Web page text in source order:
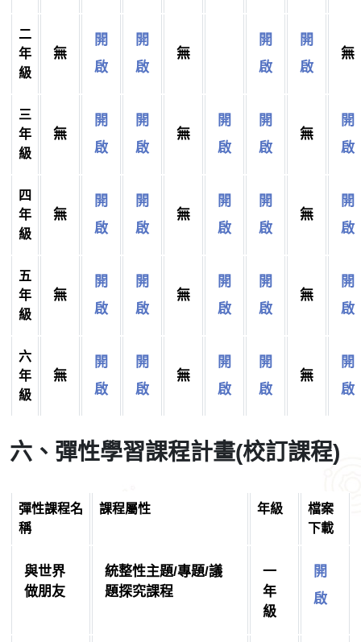
二
年
級
無
開
啟
開
啟
無
開
啟
開
啟
無
三
年
級
無
開
啟
開
啟
無
開
啟
開
啟
無
開
啟
四
年
級
無
開
啟
開
啟
無
開
啟
開
啟
無
開
啟
五
年
級
無
開
啟
開
啟
無
開
啟
開
啟
無
開
啟
六
年
級
無
開
啟
開
啟
無
開
啟
開
啟
無
開
啟
六、彈性學習課程計畫(校訂課程)
彈性課程名
稱
課程屬性 年級
檔案
下載
與世界
做朋友
統整性主題/專題/議
題探究課程
一
年
級
開
啟